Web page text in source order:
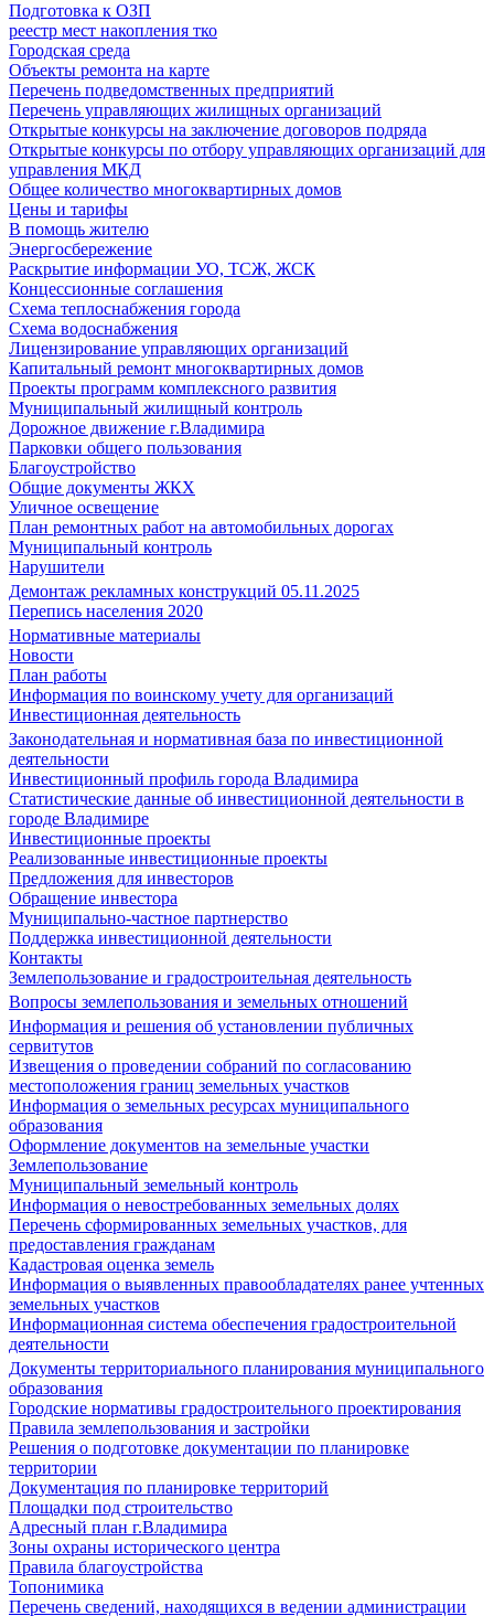
Подготовка к ОЗП
реестр мест накопления тко
Городская среда
Объекты ремонта на карте
Перечень подведомственных предприятий
Перечень управляющих жилищных организаций
Открытые конкурсы на заключение договоров подряда
Открытые конкурсы по отбору управляющих организаций для
управления МКД
Общее количество многоквартирных домов
Цены и тарифы
В помощь жителю
Энергосбережение
Раскрытие информации УО, ТСЖ, ЖСК
Концессионные соглашения
Схема теплоснабжения города
Схема водоснабжения
Лицензирование управляющих организаций
Капитальный ремонт многоквартирных домов
Проекты программ комплексного развития
Муниципальный жилищный контроль
Дорожное движение г.Владимира
Парковки общего пользования
Благоустройство
Общие документы ЖКХ
Уличное освещение
План ремонтных работ на автомобильных дорогах
Муниципальный контроль
Нарушители
Демонтаж рекламных конструкций 05.11.2025
Перепись населения 2020
Нормативные материалы
Новости
План работы
Информация по воинскому учету для организаций
Инвестиционная деятельность
Законодательная и нормативная база по инвестиционной
деятельности
Инвестиционный профиль города Владимира
Статистические данные об инвестиционной деятельности в
городе Владимире
Инвестиционные проекты
Реализованные инвестиционные проекты
Предложения для инвесторов
Обращение инвестора
Муниципально-частное партнерство
Поддержка инвестиционной деятельности
Контакты
Землепользование и градостроительная деятельность
Вопросы землепользования и земельных отношений
Информация и решения об установлении публичных
сервитутов
Извещения о проведении собраний по согласованию
местоположения границ земельных участков
Информация о земельных ресурсах муниципального
образования
Оформление документов на земельные участки
Землепользование
Муниципальный земельный контроль
Информация о невостребованных земельных долях
Перечень сформированных земельных участков, для
предоставления гражданам
Кадастровая оценка земель
Информация о выявленных правообладателях ранее учтенных
земельных участков
Информационная система обеспечения градостроительной
деятельности
Документы территориального планирования муниципального
образования
Городские нормативы градостроительного проектирования
Правила землепользования и застройки
Решения о подготовке документации по планировке
территории
Документация по планировке территорий
Площадки под строительство
Адресный план г.Владимира
Зоны охраны исторического центра
Правила благоустройства
Топонимика
Перечень сведений, находящихся в ведении администрации